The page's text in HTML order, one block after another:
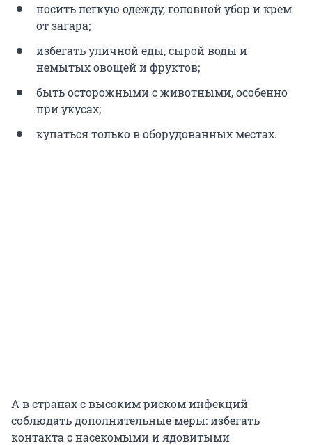
носить легкую одежду, головной убор и крем
от загара;
избегать уличной еды, сырой воды и
немытых овощей и фруктов;
быть осторожными с животными, особенно
при укусах;
купаться только в оборудованных местах.
А в странах с высоким риском инфекций
соблюдать дополнительные меры: избегать
контакта с насекомыми и ядовитыми